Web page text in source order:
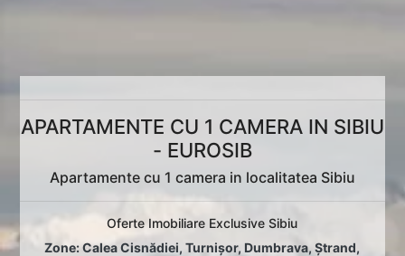
APARTAMENTE CU 1 CAMERA IN SIBIU
- EUROSIB
Apartamente cu 1 camera in localitatea Sibiu
Oferte Imobiliare Exclusive Sibiu
Zone:Calea Cisnădiei,Turnișor, Dumbrava,Ștrand,